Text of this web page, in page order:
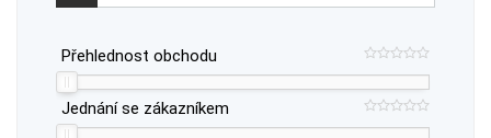
Přehlednost obchodu
Jednání se zákazníkem